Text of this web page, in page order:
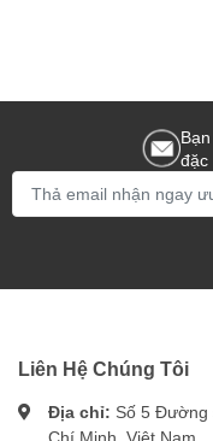
đặc
Liên Hệ Chúng Tôi
Địa chỉ: Số 5 Đường
Chí Minh, Việt Nam